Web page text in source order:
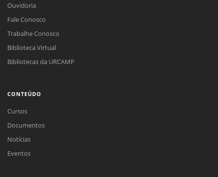
Ouvidoria
Fale Conosco
Trabalhe Conosco
Biblioteca Virtual
Bibliotecas da URCAMP
CONTEÚDO
Cursos
Documentos
Notícias
Eventos